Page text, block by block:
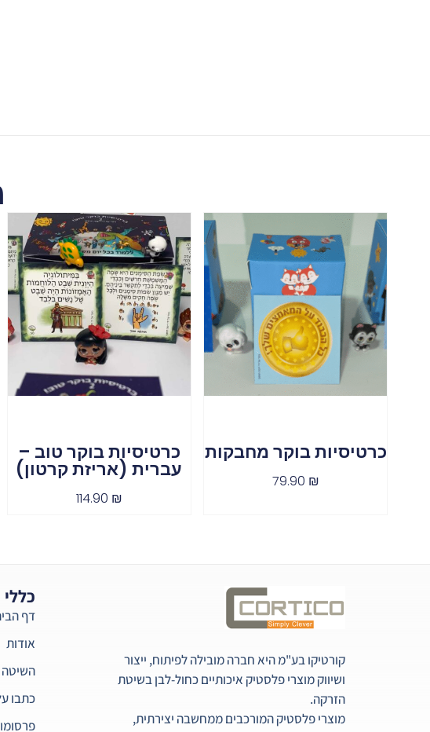
כרטיסיות בוקר מחבקות
79.90 ₪
כרטיסיות בוקר טוב –
עברית (אריזת קרטון)
114.90 ₪
קורטיקו בע"מ היא חברה מובילה לפיתוח, ייצור
ושיווק מוצרי פלסטיק איכותיים כחול-לבן בשיטת
הזרקה.
מוצרי פלסטיק המורכבים ממחשבה יצירתית,
כללי
דף
אודות
השיטה
כתבו